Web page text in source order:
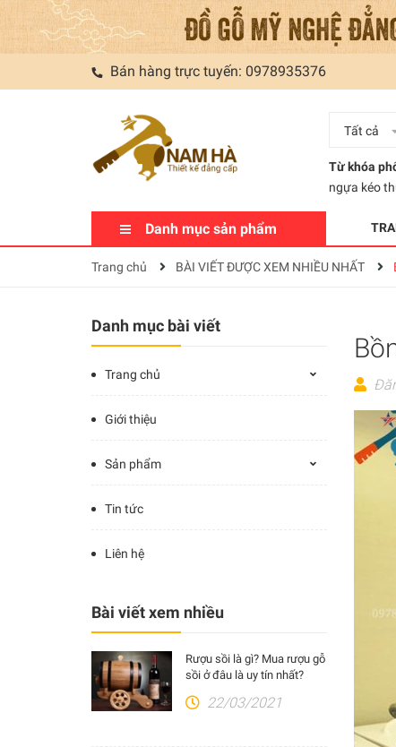
Bán hàng trực tuyến: 0978935376
Tất cả
Từ khóa
ngựa kéo
Danh mục sản phẩm
Trang chủ BÀI VIẾT ĐƯỢC XEM NHIỀU NHẤT
Danh mục bài viết
Trang chủ
Giới thiệu
Sản phẩm
Tin tức
Liên hệ
Bài viết xem nhiều
Rượu sồi là gì? Mua rượu gỗ
sồi ở đâu là uy tín nhất?
22/03/2021